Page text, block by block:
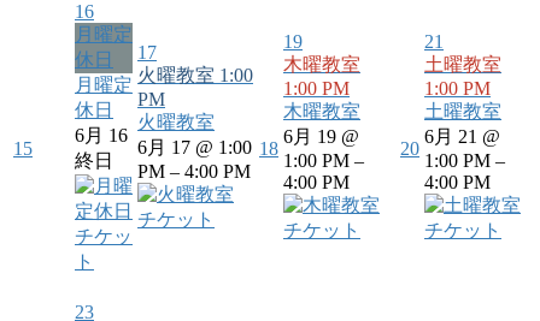
15
16
月曜定
休日
月曜定
休日
6月 16
終日
チケッ
ト
17
火曜教室 1:00
PM
火曜教室
6月 17 @ 1:00
PM – 4:00 PM
チケット
18
19
木曜教室
1:00 PM
木曜教室
6月 19 @
1:00 PM –
4:00 PM
チケット
20
21
土曜教室
1:00 PM
土曜教室
6月 21 @
1:00 PM –
4:00 PM
チケット
23